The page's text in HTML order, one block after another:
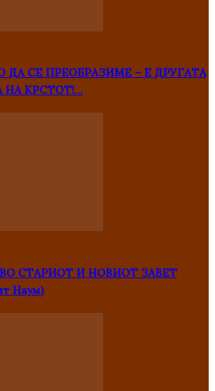
ДА СЕ ПРЕОБРАЗИМЕ – Е ДРУГАТА
НА КРСТОТ!…
СТАРИОТ И НОВИОТ ЗАВЕТ
Наум)